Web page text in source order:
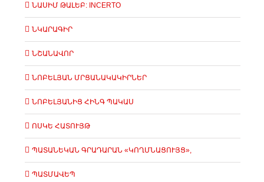
ՆԱՍԻՄ ԹԱԼԵԲ: INCERTO
ՆԿԱՐԱԳԻՐ
ՆՇԱՆԱՎՈՐ
ՆՈԲԵԼՅԱՆ ՄՐՑԱՆԱԿԱԿԻՐՆԵՐ
ՆՈԲԵԼՅԱՆԻՑ ՀԻՆԳ ՊԱԿԱՍ
ՈՍԿԵ ՀԱՏՈՒՅԹ
ՊԱՏԱՆԵԿԱՆ ԳՐԱԴԱՐԱՆ «ԿՈՂՄՆԱՑՈՒՅՑ»,
ՊԱՏՄԱՎԵՊ